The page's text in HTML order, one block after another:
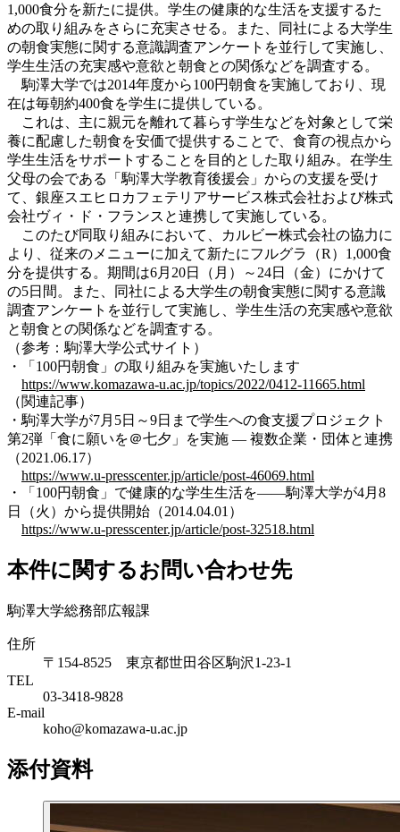
1,000食分を新たに提供。学生の健康的な生活を支援するた
めの取り組みをさらに充実させる。また、同社による大学生
の朝食実態に関する意識調査アンケートを並行して実施し、
学生生活の充実感や意欲と朝食との関係などを調査する。
駒澤大学では2014年度から100円朝食を実施しており、現
在は毎朝約400食を学生に提供している。
これは、主に親元を離れて暮らす学生などを対象として栄
養に配慮した朝食を安価で提供することで、食育の視点から
学生生活をサポートすることを目的とした取り組み。在学生
父母の会である「駒澤大学教育後援会」からの支援を受け
て、銀座スエヒロカフェテリアサービス株式会社および株式
会社ヴィ・ド・フランスと連携して実施している。
このたび同取り組みにおいて、カルビー株式会社の協力に
より、従来のメニューに加えて新たにフルグラ（R）1,000食
分を提供する。期間は6月20日（月）～24日（金）にかけて
の5日間。また、同社による大学生の朝食実態に関する意識
調査アンケートを並行して実施し、学生生活の充実感や意欲
と朝食との関係などを調査する。
（参考：駒澤大学公式サイト）
・「100円朝食」の取り組みを実施いたします
https://www.komazawa-u.ac.jp/topics/2022/0412-11665.html
（関連記事）
・駒澤大学が7月5日～9日まで学生への食支援プロジェクト
第2弾「食に願いを＠七夕」を実施 — 複数企業・団体と連携
（2021.06.17）
https://www.u-presscenter.jp/article/post-46069.html
・「100円朝食」で健康的な学生生活を――駒澤大学が4月8
日（火）から提供開始（2014.04.01）
https://www.u-presscenter.jp/article/post-32518.html
本件に関するお問い合わせ先
駒澤大学総務部広報課
住所
〒154-8525 東京都世田谷区駒沢1-23-1
TEL
03-3418-9828
E-mail
koho@komazawa-u.ac.jp
添付資料